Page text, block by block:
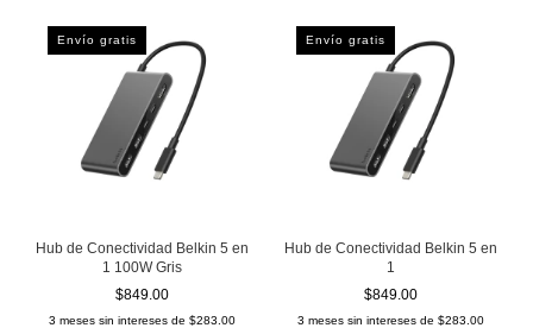
Envío gratis
Hub de Conectividad Belkin 5 en
1 100W Gris
$849.00
3 meses sin intereses de $283.00
Envío gratis
Hub de Conectividad Belkin 5 en
1
$849.00
3 meses sin intereses de $283.00